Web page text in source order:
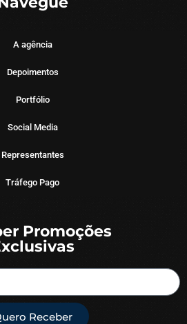
A agência
Depoimentos
Portfólio
Social Media
Representantes
Tráfego Pago
Promoções
Receber